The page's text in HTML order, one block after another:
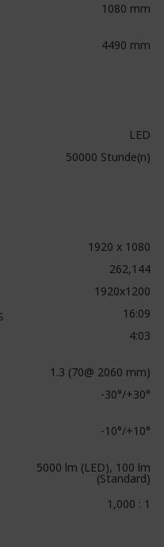
1080 mm
4490 mm
LED
50000 Stunde(n)
1920 x 1080
262,144
1920x1200
16:09
4:03
1.3 (70@ 2060 mm)
-30°/+30°
-10°/+10°
5000 lm (LED), 100 lm
(Standard)
1,000 : 1